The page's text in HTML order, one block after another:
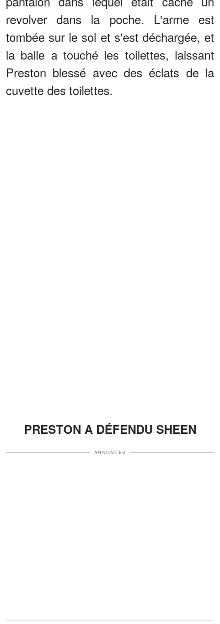
revolver dans la poche. L'arme est
tombée sur le sol et s'est déchargée, et
la balle a touché les toilettes, laissant
Preston blessé avec des éclats de la
cuvette des toilettes.
PRESTON A DÉFENDU SHEEN
ANNONCES